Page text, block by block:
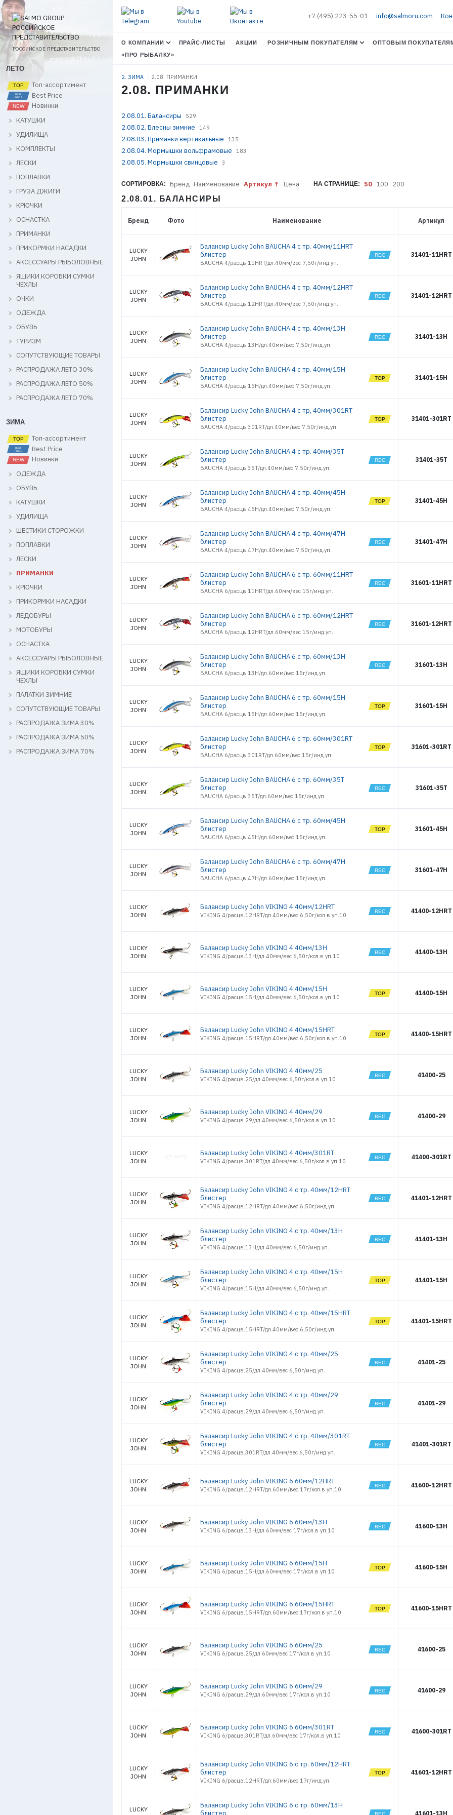
ЗАБЫЛИ ПАРОЛЬ?
РЕГИСТРАЦИЯ РОЗНИЦА
РОССИЙСКОЕ ПРЕДСТАВИТЕЛЬСТВО
ЛЕТО
Топ-ассортимент
Best Price
Новинки
КАТУШКИ
УДИЛИЩА
КОМПЛЕКТЫ
ЛЕСКИ
ПОПЛАВКИ
ГРУЗА ДЖИГИ
КРЮЧКИ
ОСНАСТКА
ПРИМАНКИ
ПРИКОРМКИ НАСАДКИ
АКСЕССУАРЫ РЫБОЛОВНЫЕ
ЯЩИКИ КОРОБКИ СУМКИ
ЧЕХЛЫ
ОЧКИ
ОДЕЖДА
ОБУВЬ
ТУРИЗМ
СОПУТСТВУЮЩИЕ ТОВАРЫ
РАСПРОДАЖА ЛЕТО 30%
РАСПРОДАЖА ЛЕТО 50%
РАСПРОДАЖА ЛЕТО 70%
ЗИМА
Топ-ассортимент
Best Price
Новинки
ОДЕЖДА
ОБУВЬ
КАТУШКИ
УДИЛИЩА
ШЕСТИКИ СТОРОЖКИ
ПОПЛАВКИ
ЛЕСКИ
ПРИМАНКИ
КРЮЧКИ
ПРИКОРМКИ НАСАДКИ
ЛЕДОБУРЫ
МОТОБУРЫ
ОСНАСТКА
АКСЕССУАРЫ РЫБОЛОВНЫЕ
ЯЩИКИ КОРОБКИ СУМКИ
ЧЕХЛЫ
ПАЛАТКИ ЗИМНИЕ
СОПУТСТВУЮЩИЕ ТОВАРЫ
РАСПРОДАЖА ЗИМА 30%
РАСПРОДАЖА ЗИМА 50%
РАСПРОДАЖА ЗИМА 70%
+7 (495) 223-55-01 info@salmoru.com
О КОМПАНИИ ПРАЙС-ЛИСТЫ АКЦИИ РОЗНИЧНЫМ ПОКУПАТЕЛЯМ ОПТОВЫМ
«ПРО РЫБАЛКУ»
2. ЗИМА 2.08. ПРИМАНКИ
2.08. ПРИМАНКИ
2.08.01. Балансиры 529
2.08.02. Блесны зимние 149
2.08.03. Приманки вертикальные 135
2.08.04. Мормышки вольфрамовые 183
2.08.05. Мормышки свинцовые 3
СОРТИРОВКА: Бренд Наименование Артикул Цена НА СТРАНИЦЕ: 50 100 200
2.08.01. БАЛАНСИРЫ
Бренд Фото Наименование Артикул
LUCKY
JOHN
Балансир Lucky John BAUCHA 4 с тр. 40мм/11HRT
блистер
BAUCHA 4/расцв.11HRT/дл.40мм/вес 7,50г/инд.уп.
31401-11HRT
LUCKY
JOHN
Балансир Lucky John BAUCHA 4 с тр. 40мм/12HRT
блистер
BAUCHA 4/расцв.12HRT/дл.40мм/вес 7,50г/инд.уп.
31401-12HRT
LUCKY
JOHN
Балансир Lucky John BAUCHA 4 с тр. 40мм/13H
блистер
BAUCHA 4/расцв.13H/дл.40мм/вес 7,50г/инд.уп.
31401-13H
LUCKY
JOHN
Балансир Lucky John BAUCHA 4 с тр. 40мм/15H
блистер
BAUCHA 4/расцв.15H/дл.40мм/вес 7,50г/инд.уп.
31401-15H
LUCKY
JOHN
Балансир Lucky John BAUCHA 4 с тр, 40мм/301RT
блистер
BAUCHA 4/расцв.301RT/дл.40мм/вес 7,50г/инд.уп.
31401-301RT
LUCKY
JOHN
Балансир Lucky John BAUCHA 4 с тр. 40мм/35T
блистер
BAUCHA 4/расцв.35T/дл.40мм/вес 7,50г/инд.уп.
31401-35T
LUCKY
JOHN
Балансир Lucky John BAUCHA 4 с тр. 40мм/45H
блистер
BAUCHA 4/расцв.45H/дл.40мм/вес 7,50г/инд.уп.
31401-45H
LUCKY
JOHN
Балансир Lucky John BAUCHA 4 с тр. 40мм/47H
блистер
BAUCHA 4/расцв.47H/дл.40мм/вес 7,50г/инд.уп.
31401-47H
LUCKY
JOHN
Балансир Lucky John BAUCHA 6 с тр. 60мм/11HRT
блистер
BAUCHA 6/расцв.11HRT/дл.60мм/вес 15г/инд.уп.
31601-11HRT
LUCKY
JOHN
Балансир Lucky John BAUCHA 6 с тр. 60мм/12HRT
блистер
BAUCHA 6/расцв.12HRT/дл.60мм/вес 15г/инд.уп.
31601-12HRT
LUCKY
JOHN
Балансир Lucky John BAUCHA 6 с тр. 60мм/13H
блистер
BAUCHA 6/расцв.13H/дл.60мм/вес 15г/инд.уп.
31601-13H
LUCKY
JOHN
Балансир Lucky John BAUCHA 6 с тр. 60мм/15H
блистер
BAUCHA 6/расцв.15H/дл.60мм/вес 15г/инд.уп.
31601-15H
LUCKY
JOHN
Балансир Lucky John BAUCHA 6 с тр. 60мм/301RT
блистер
BAUCHA 6/расцв.301RT/дл.60мм/вес 15г/инд.уп.
31601-301RT
LUCKY
JOHN
Балансир Lucky John BAUCHA 6 с тр. 60мм/35T
блистер
BAUCHA 6/расцв.35T/дл.60мм/вес 15г/инд.уп.
31601-35T
LUCKY
JOHN
Балансир Lucky John BAUCHA 6 с тр. 60мм/45H
блистер
BAUCHA 6/расцв.45H/дл.60мм/вес 15г/инд.уп.
31601-45H
LUCKY
JOHN
Балансир Lucky John BAUCHA 6 с тр. 60мм/47H
блистер
BAUCHA 6/расцв.47H/дл.60мм/вес 15г/инд.уп.
31601-47H
LUCKY
JOHN
Балансир Lucky John VIKING 4 40мм/12HRT
VIKING 4/расцв.12HRT/дл.40мм/вес 6,50г/кол.в уп.10
41400-12HRT
LUCKY
JOHN
Балансир Lucky John VIKING 4 40мм/13H
VIKING 4/расцв.13H/дл.40мм/вес 6,50г/кол.в уп.10
41400-13H
LUCKY
JOHN
Балансир Lucky John VIKING 4 40мм/15H
VIKING 4/расцв.15H/дл.40мм/вес 6,50г/кол.в уп.10
41400-15H
LUCKY
JOHN
Балансир Lucky John VIKING 4 40мм/15HRT
VIKING 4/расцв.15HRT/дл.40мм/вес 6,50г/кол.в уп.10
41400-15HRT
LUCKY
JOHN
Балансир Lucky John VIKING 4 40мм/25
VIKING 4/расцв.25/дл.40мм/вес 6,50г/кол.в уп.10
41400-25
LUCKY
JOHN
Балансир Lucky John VIKING 4 40мм/29
VIKING 4/расцв.29/дл.40мм/вес 6,50г/кол.в уп.10
41400-29
LUCKY
JOHN
Балансир Lucky John VIKING 4 40мм/301RT
VIKING 4/расцв.301RT/дл.40мм/вес 6,50г/кол.в уп.10
41400-301RT
LUCKY
JOHN
Балансир Lucky John VIKING 4 с тр. 40мм/12HRT
блистер
VIKING 4/расцв.12HRT/дл.40мм/вес 6,50г/инд.уп.
41401-12HRT
LUCKY
JOHN
Балансир Lucky John VIKING 4 с тр. 40мм/13H
блистер
VIKING 4/расцв.13H/дл.40мм/вес 6,50г/инд.уп.
41401-13H
LUCKY
JOHN
Балансир Lucky John VIKING 4 с тр. 40мм/15H
блистер
VIKING 4/расцв.15H/дл.40мм/вес 6,50г/инд.уп.
41401-15H
LUCKY
JOHN
Балансир Lucky John VIKING 4 с тр. 40мм/15HRT
блистер
VIKING 4/расцв.15HRT/дл.40мм/вес 6,50г/инд.уп.
41401-15HRT
LUCKY
JOHN
Балансир Lucky John VIKING 4 с тр. 40мм/25
блистер
VIKING 4/расцв.25/дл.40мм/вес 6,50г/инд.уп.
41401-25
LUCKY
JOHN
Балансир Lucky John VIKING 4 с тр. 40мм/29
блистер
VIKING 4/расцв.29/дл.40мм/вес 6,50г/инд.уп.
41401-29
LUCKY
JOHN
Балансир Lucky John VIKING 4 с тр. 40мм/301RT
блистер
VIKING 4/расцв.301RT/дл.40мм/вес 6,50г/инд.уп.
41401-301RT
LUCKY
JOHN
Балансир Lucky John VIKING 6 60мм/12HRT
VIKING 6/расцв.12HRT/дл.60мм/вес 17г/кол.в уп.10
41600-12HRT
LUCKY
JOHN
Балансир Lucky John VIKING 6 60мм/13H
VIKING 6/расцв.13H/дл.60мм/вес 17г/кол.в уп.10
41600-13H
LUCKY
JOHN
Балансир Lucky John VIKING 6 60мм/15H
VIKING 6/расцв.15H/дл.60мм/вес 17г/кол.в уп.10
41600-15H
LUCKY
JOHN
Балансир Lucky John VIKING 6 60мм/15HRT
VIKING 6/расцв.15HRT/дл.60мм/вес 17г/кол.в уп.10
41600-15HRT
LUCKY
JOHN
Балансир Lucky John VIKING 6 60мм/25
VIKING 6/расцв.25/дл.60мм/вес 17г/кол.в уп.10
41600-25
LUCKY
JOHN
Балансир Lucky John VIKING 6 60мм/29
VIKING 6/расцв.29/дл.60мм/вес 17г/кол.в уп.10
41600-29
LUCKY
JOHN
Балансир Lucky John VIKING 6 60мм/301RT
VIKING 6/расцв.301RT/дл.60мм/вес 17г/кол.в уп.10
41600-301RT
LUCKY
JOHN
Балансир Lucky John VIKING 6 с тр. 60мм/12HRT
блистер
VIKING 6/расцв.12HRT/дл.60мм/вес 17г/инд.уп.
41601-12HRT
LUCKY
Балансир Lucky John VIKING 6 с тр. 60мм/13H
блистер
41601-13H